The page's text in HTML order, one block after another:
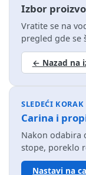
Izbor
Vratite se na
pregled gde se
← Nazad na
SLEDEĆI KORAK
Carina i
Nakon odabira
stope, poreklo
Nastavi na